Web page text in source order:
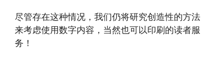
尽管存在这种情况，我们仍将研究创造性的方法
来考虑使用数字内容，当然也可以印刷的读者服
务！